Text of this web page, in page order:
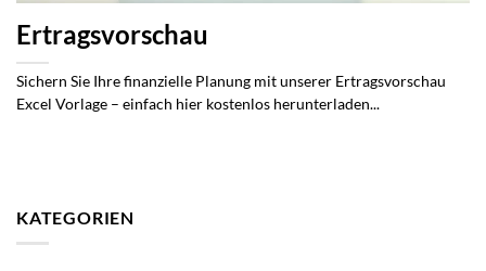
Ertragsvorschau
Sichern Sie Ihre finanzielle Planung mit unserer Ertragsvorschau
Excel Vorlage – einfach hier kostenlos herunterladen...
KATEGORIEN